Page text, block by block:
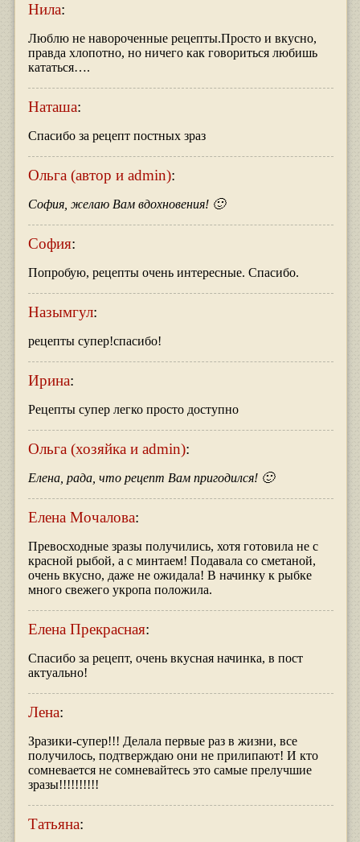
Нила:
Люблю не навороченные рецепты.Просто и вкусно,
правда хлопотно, но ничего как говориться любишь
кататься….
Наташа:
Спасибо за рецепт постных зраз
Ольга (автор и admin):
София, желаю Вам вдохновения! 🙂
София:
Попробую, рецепты очень интересные. Спасибо.
Назымгул:
рецепты супер!спасибо!
Ирина:
Рецепты супер легко просто доступно
Ольга (хозяйка и admin):
Елена, рада, что рецепт Вам пригодился! 🙂
Елена Мочалова:
Превосходные зразы получились, хотя готовила не с
красной рыбой, а с минтаем! Подавала со сметаной,
очень вкусно, даже не ожидала! В начинку к рыбке
много свежего укропа положила.
Елена Прекрасная:
Спасибо за рецепт, очень вкусная начинка, в пост
актуально!
Лена:
Зразики-супер!!! Делала первые раз в жизни, все
получилось, подтверждаю они не прилипают! И кто
сомневается не сомневайтесь это самые прелучшие
зразы!!!!!!!!!!
Татьяна: